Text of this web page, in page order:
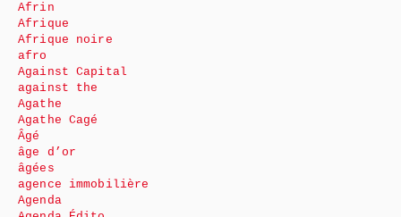
Afrin
Afrique
Afrique noire
afro
Against Capital
against the
Agathe
Agathe Cagé
Âgé
âge d’or
âgées
agence immobilière
Agenda